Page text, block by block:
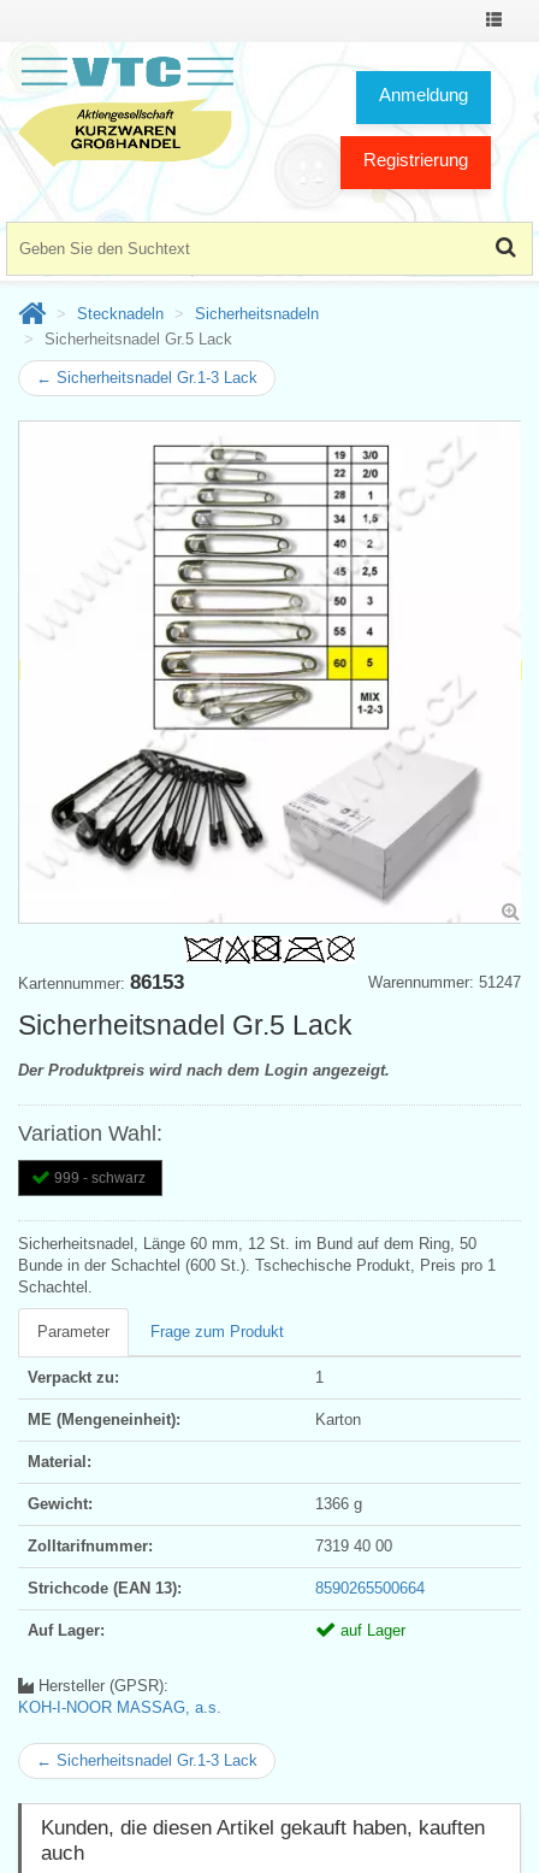
Toggle
Anmeldung
Registrierung
Stecknadeln
Sicherheitsnadeln
Sicherheitsnadel Gr.5 Lack
← Sicherheitsnadel Gr.1-3 Lack
Warennummer: 51247
Kartennummer: 86153
Sicherheitsnadel Gr.5 Lack
Der Produktpreis wird nach dem Login angezeigt.
Variation Wahl:
999 - schwarz
Sicherheitsnadel, Länge 60 mm, 12 St. im Bund auf dem Ring, 50
Bunde in der Schachtel (600 St.). Tschechische Produkt, Preis pro 1
Schachtel.
Parameter Frage zum Produkt
Verpackt zu: 1
ME (Mengeneinheit): Karton
Material:
Gewicht: 1366 g
Zolltarifnummer: 7319 40 00
Strichcode (EAN 13): 8590265500664
Auf Lager: auf Lager
Hersteller (GPSR):
KOH-I-NOOR MASSAG, a.s.
← Sicherheitsnadel Gr.1-3 Lack
Kunden, die diesen Artikel gekauft haben, kauften
auch